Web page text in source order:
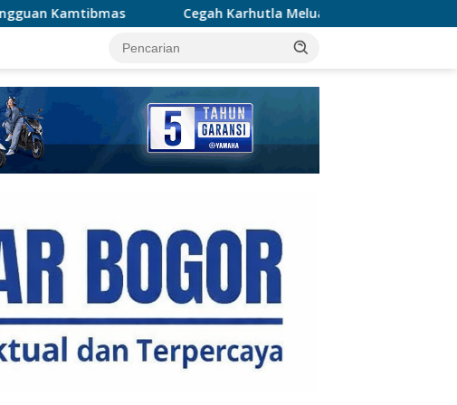
Cegah Karhutla Meluas, Wakapolda Riau dan Irdam XIX/TT Turun